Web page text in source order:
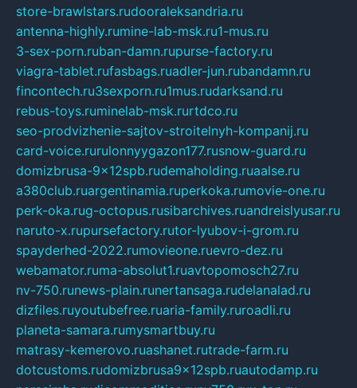
store-brawlstars.rudooraleksandria.ru
antenna-highly.rumine-lab-msk.ru1-mus.ru
3-sex-porn.ruban-damn.rupurse-factory.ru
viagra-tablet.rufasbags.ruadler-jun.rubandamn.ru
fincontech.ru3sexporn.ru1mus.rudarksand.ru
rebus-toys.ruminelab-msk.rurtdco.ru
seo-prodvizhenie-sajtov-stroitelnyh-kompanij.ru
card-voice.rurulonnyygazon177.rusnow-guard.ru
domizbrusa-9x12spb.rudemaholding.ruaalse.ru
a380club.ruargentinamia.ruperkoka.rumovie-one.ru
perk-oka.rug-octopus.rusibarchives.ruandreislyusar.ru
naruto-x.rupursefactory.rutor-lyubov-i-grom.ru
spayderhed-2022.rumovieone.ruevro-dez.ru
webamator.ruma-absolut1.ruavtopomosch27.ru
nv-750.runews-plain.runertansaga.rudelanalad.ru
dizfiles.ruyoutubefree.ruaria-family.ruroadli.ru
planeta-samara.rumysmartbuy.ru
matrasy-kemerovo.ruashanet.rutrade-farm.ru
dotcustoms.rudomizbrusa9x12spb.ruautodamp.ru